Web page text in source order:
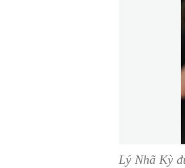
Lý Nhã Kỳ